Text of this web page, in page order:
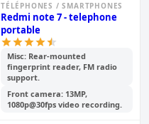
TÉLÉPHONES / SMARTPHONES
Redmi note 7 - telephone
portable
Misc: Rear-mounted
fingerprint reader, FM radio
support.
Front camera: 13MP,
1080p@30fps video recording.